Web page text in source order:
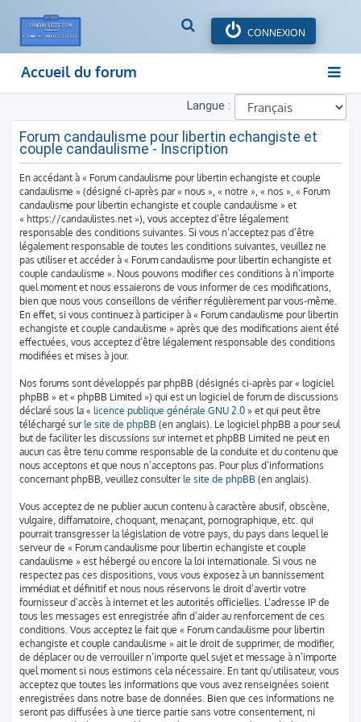
c
r
c
h
e
CONNEXION
Accueil du forum
Langue :
Forum candaulisme pour libertin echangiste et
couple candaulisme - Inscription
En accédant à « Forum candaulisme pour libertin echangiste et couple
candaulisme » (désigné ci-après par « nous », « notre », « nos », « Forum
candaulisme pour libertin echangiste et couple candaulisme » et
« https://candaulistes.net »), vous acceptez d’être légalement
responsable des conditions suivantes. Si vous n’acceptez pas d’être
légalement responsable de toutes les conditions suivantes, veuillez ne
pas utiliser et accéder à « Forum candaulisme pour libertin echangiste et
couple candaulisme ». Nous pouvons modifier ces conditions à n’importe
quel moment et nous essaierons de vous informer de ces modifications,
bien que nous vous conseillons de vérifier régulièrement par vous-même.
En effet, si vous continuez à participer à « Forum candaulisme pour libertin
echangiste et couple candaulisme » après que des modifications aient été
effectuées, vous acceptez d’être légalement responsable des conditions
modifiées et mises à jour.
Nos forums sont développés par phpBB (désignés ci-après par « logiciel
phpBB » et « phpBB Limited ») qui est un logiciel de forum de discussions
déclaré sous la « licence publique générale GNU 2.0 » et qui peut être
téléchargé sur le site de phpBB (en anglais). Le logiciel phpBB a pour seul
but de faciliter les discussions sur internet et phpBB Limited ne peut en
aucun cas être tenu comme responsable de la conduite et du contenu que
nous acceptons et que nous n’acceptons pas. Pour plus d’informations
concernant phpBB, veuillez consulter le site de phpBB (en anglais).
Vous acceptez de ne publier aucun contenu à caractère abusif, obscène,
vulgaire, diffamatoire, choquant, menaçant, pornographique, etc. qui
pourrait transgresser la législation de votre pays, du pays dans lequel le
serveur de « Forum candaulisme pour libertin echangiste et couple
candaulisme » est hébergé ou encore la loi internationale. Si vous ne
respectez pas ces dispositions, vous vous exposez à un bannissement
immédiat et définitif et nous nous réservons le droit d’avertir votre
fournisseur d’accès à internet et les autorités officielles. L’adresse IP de
tous les messages est enregistrée afin d’aider au renforcement de ces
conditions. Vous acceptez le fait que « Forum candaulisme pour libertin
echangiste et couple candaulisme » ait le droit de supprimer, de modifier,
de déplacer ou de verrouiller n’importe quel sujet et message à n’importe
quel moment si nous estimons cela nécessaire. En tant qu’utilisateur, vous
acceptez que toutes les informations que vous avez renseignées soient
enregistrées dans notre base de données. Bien que ces informations ne
seront pas diffusées à une tierce partie sans votre consentement, ni